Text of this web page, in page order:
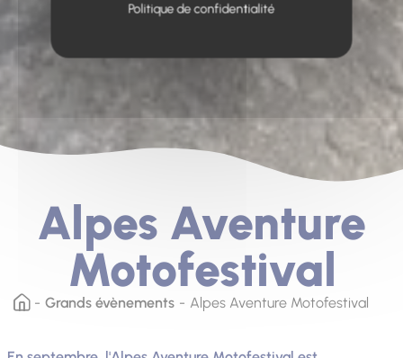
Alpes Aventure
Motofestival
Grands évènements Alpes Aventure Motofestival
Politique de confidentialité